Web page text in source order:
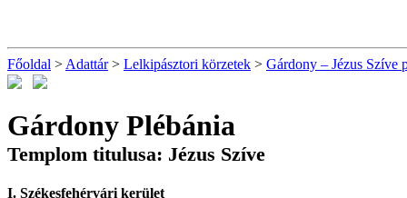
Főoldal > Adattár> Lelkipásztori körzetek > Gárdony – Jézus Szíve
Gárdony Plébánia
Templom titulusa: Jézus Szíve
I. Székesfehérvári kerület